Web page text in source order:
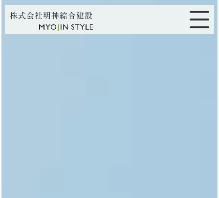
株式会社明神綜合建設